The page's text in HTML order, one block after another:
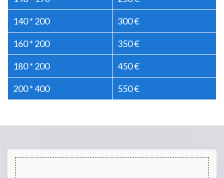
140 * 200 300 €
160 * 200 350 €
180 * 200 450 €
200 * 400 550 €